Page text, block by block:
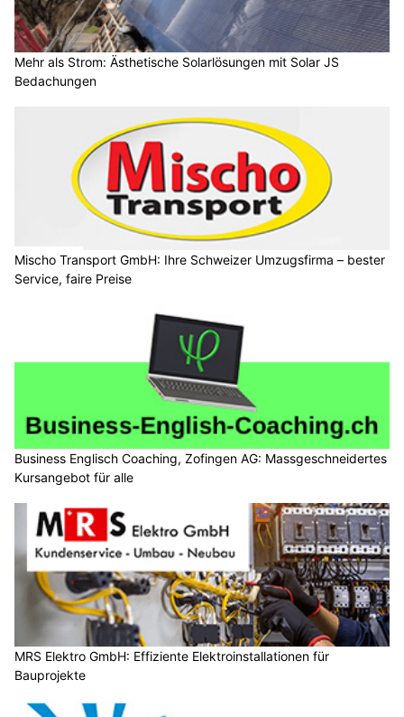
Mehr als Strom: Ästhetische Solarlösungen mit Solar JS
Bedachungen
Mischo Transport GmbH: Ihre Schweizer Umzugsfirma – bester
Service, faire Preise
Business Englisch Coaching, Zofingen AG: Massgeschneidertes
Kursangebot für alle
MRS Elektro GmbH: Effiziente Elektroinstallationen für
Bauprojekte